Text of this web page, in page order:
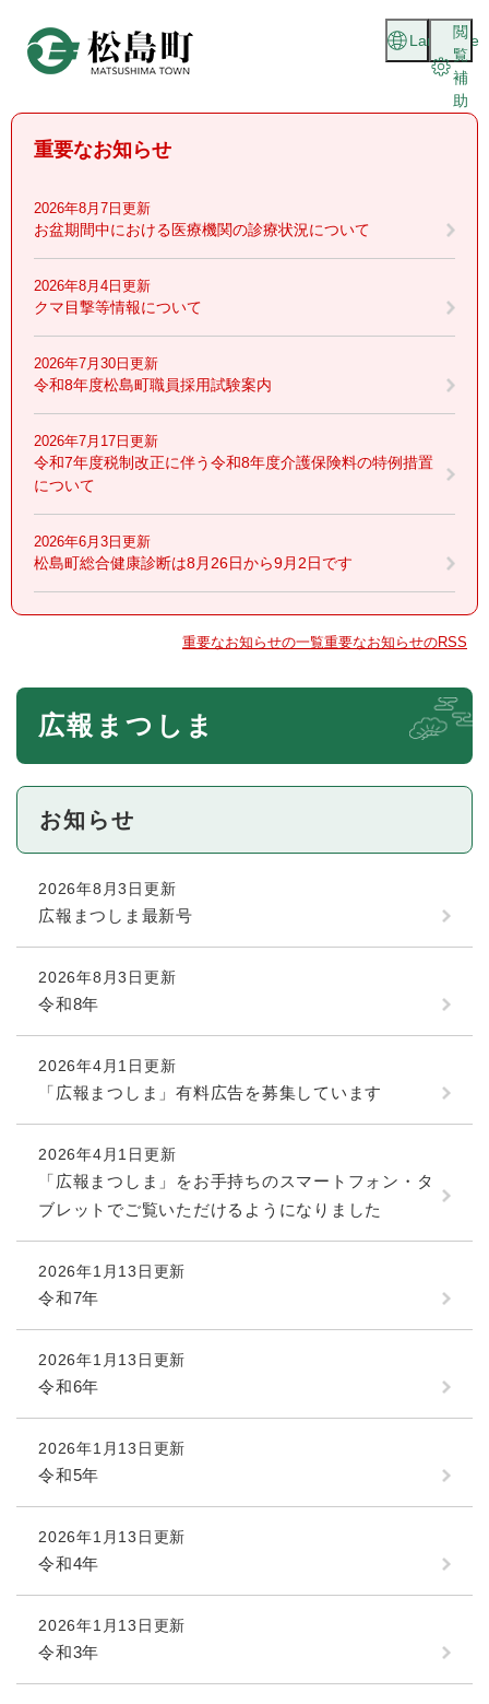
頭
閲
覧
補
助
Language
重要なお知らせ
2026年8月7日更新
お盆期間中における医療機関の診療状況について
2026年8月4日更新
クマ目撃等情報について
2026年7月30日更新
令和8年度松島町職員採用試験案内
2026年7月17日更新
令和7年度税制改正に伴う令和8年度介護保険料の特例措置
について
2026年6月3日更新
松島町総合健康診断は8月26日から9月2日です
重要なお知らせの一覧重要なお知らせのRSS
本
広報まつしま
お知らせ
2026年8月3日更新
広報まつしま最新号
2026年8月3日更新
令和8年
2026年4月1日更新
「広報まつしま」有料広告を募集しています
2026年4月1日更新
「広報まつしま」をお手持ちのスマートフォン・タ
ブレットでご覧いただけるようになりました
2026年1月13日更新
令和7年
2026年1月13日更新
令和6年
2026年1月13日更新
令和5年
2026年1月13日更新
令和4年
2026年1月13日更新
令和3年